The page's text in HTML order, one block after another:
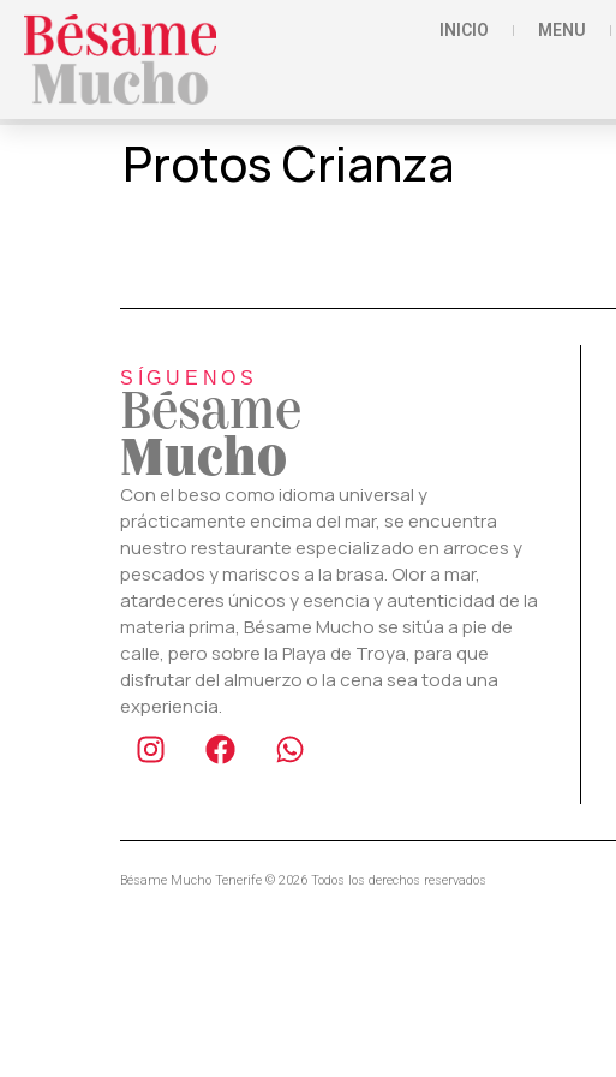
INICIO MENU
Protos Crianza
SÍGUENOS
Bésame
Mucho
Con el beso como idioma universal y
prácticamente encima del mar, se encuentra
nuestro restaurante especializado en arroces y
pescados y mariscos a la brasa. Olor a mar,
atardeceres únicos y esencia y autenticidad de la
materia prima, Bésame Mucho se sitúa a pie de
calle, pero sobre la Playa de Troya, para que
disfrutar del almuerzo o la cena sea toda una
experiencia.
Bésame Mucho Tenerife © 2026 Todos los derechos reservados